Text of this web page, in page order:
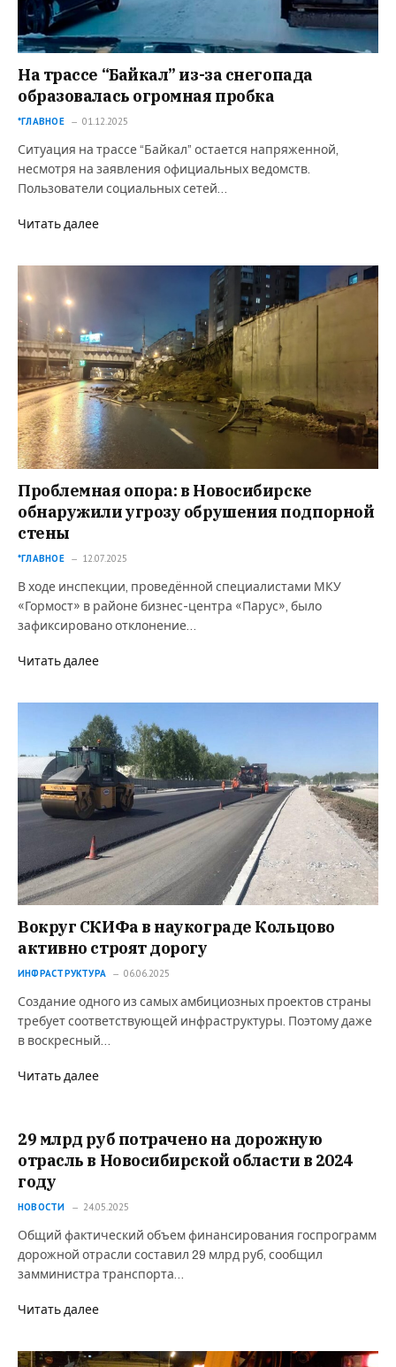
На трассе “Байкал” из-за снегопада
образовалась огромная пробка
*ГЛАВНОЕ 01.12.2025
Ситуация на трассе “Байкал” остается напряженной,
несмотря на заявления официальных ведомств.
Пользователи социальных сетей…
Читать далее
Проблемная опора: в Новосибирске
обнаружили угрозу обрушения подпорной
стены
*ГЛАВНОЕ 12.07.2025
В ходе инспекции, проведённой специалистами МКУ
«Гормост» в районе бизнес-центра «Парус», было
зафиксировано отклонение…
Читать далее
Вокруг СКИФа в наукограде Кольцово
активно строят дорогу
ИНФРАСТРУКТУРА 06.06.2025
Создание одного из самых амбициозных проектов страны
требует соответствующей инфраструктуры. Поэтому даже
в воскресный…
Читать далее
29 млрд руб потрачено на дорожную
отрасль в Новосибирской области в 2024
году
НОВОСТИ 24.05.2025
Общий фактический объем финансирования госпрограмм
дорожной отрасли составил 29 млрд руб, сообщил
замминистра транспорта…
Читать далее